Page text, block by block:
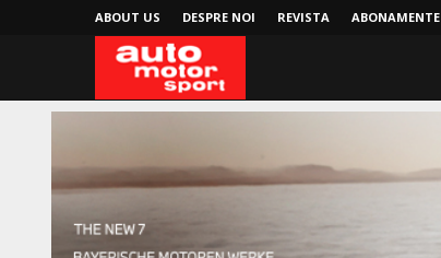
ABOUT US DESPRE NOI REVISTA ABONAMENTE